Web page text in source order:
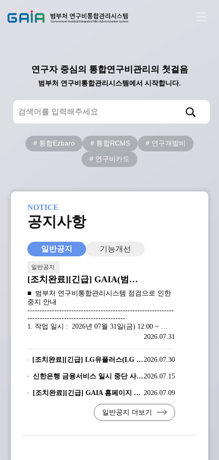
GAIA 소개
참여와 소통
연구자 중심의 통합연구비관리의 첫걸음
범부처 연구비통합관리시스템에서 시작합니다.
통합Ezbaro 통합RCMS
연구개발비
연구비카드
NOTICE
공지사항
일반공지 기능개선
일반공지
[조치완료][긴급] GAIA(범부
처연구비통합관리시스템)  시
스템 점검작업 안내 (7/31
12:00 ~ 13:00)
■  범부처 연구비통합관리시스템 점검으로 인한
중지 안내
------------------------------------------------------------
----------------------------------------
1. 작업 일시 :  2026년 07월 31일(금) 12:00 ~
------------------------------------------------------------
안녕하세요
아래와 같이  범부처 연구비통합관리시스템 점검
점검내용 : NICE 본인인증 서비스
업무에 불편을 드린점 양해부탁드립니다.
2026.07.31
[조치완료][긴급] LG유플러스(LG U+) 이용자 본인인증 서비스 이용 안내2026.07.30
신한은행 금융서비스 일시 중단 사전안내(2026.07.19(일))2026.07.15
[조치완료][긴급] GAIA 홈페이지 로그인 OTP 알림톡 오류 안내 2026.07.09
일반공지 더보기